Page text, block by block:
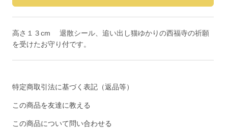
高さ１３cm 退散シール、追い出し猫ゆかりの西福寺の祈願
を受けたお守り付です。
特定商取引法に基づく表記（返品等）
この商品を友達に教える
この商品について問い合わせる